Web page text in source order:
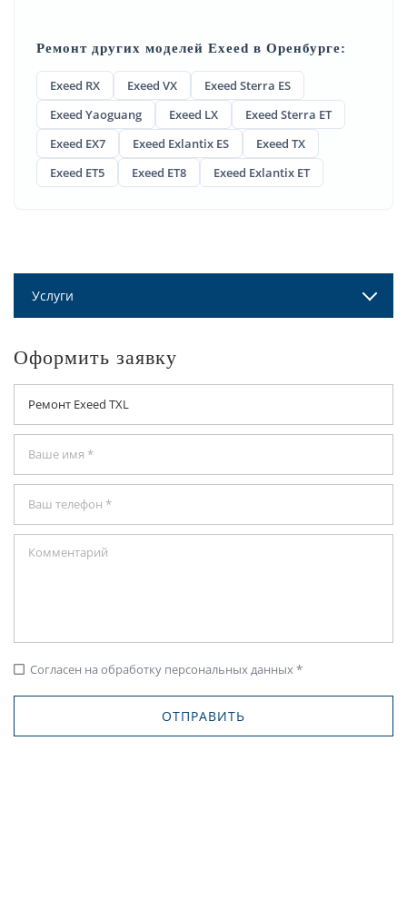
Ремонт других моделей Exeed в Оренбурге:
Exeed RX Exeed VX
Exeed Sterra ES
Exeed Yaoguang
Exeed LX
Exeed Sterra ET
Exeed EX7
Exeed Exlantix ES
Exeed TX
Exeed ET5
Exeed ET8 Exeed Exlantix ET
Услуги
Оформить заявку
check_box_outline_blank Согласен на обработку персональных данных *